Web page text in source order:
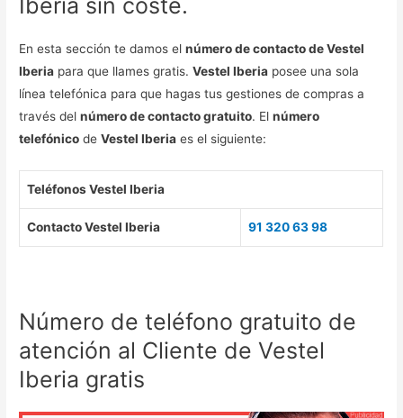
En esta sección te damos elnúmero de contacto de Vestel
Iberia para que llames gratis.Vestel Iberia posee una sola
línea telefónica para que hagas tus gestiones de compras a
través delnúmero de contacto gratuito. Elnúmero
telefónico deVestel Iberia es el siguiente:
Teléfonos Vestel Iberia
Contacto Vestel Iberia 91 320 63 98
Número de teléfono gratuito de
atención al Cliente de Vestel
Iberia gratis